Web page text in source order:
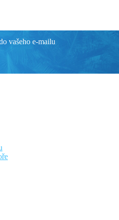
památkami
spa centru
vyvýšené poloze ve svahu, v
a vyhlášenou gastronomií.
Výhled hory
vašeho e-mailu